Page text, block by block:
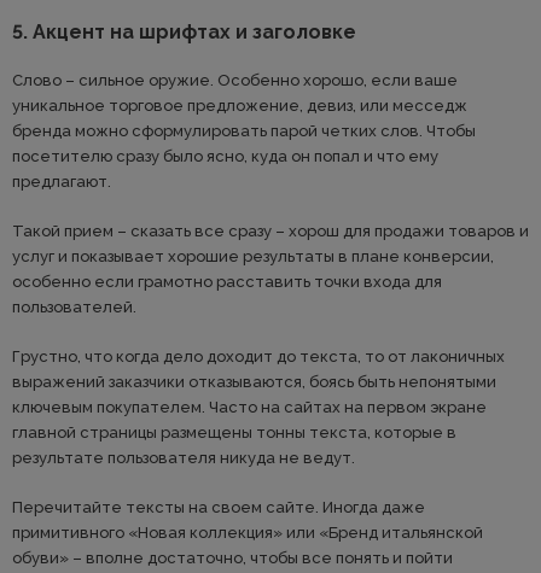
5. Акцент на шрифтах и заголовке
Слово – сильное оружие. Особенно хорошо, если ваше
уникальное торговое предложение, девиз, или месседж
бренда можно сформулировать парой четких слов. Чтобы
посетителю сразу было ясно, куда он попал и что ему
предлагают.
Такой прием – сказать все сразу – хорош для продажи товаров и
услуг и показывает хорошие результаты в плане конверсии,
особенно если грамотно расставить точки входа для
пользователей.
Грустно, что когда дело доходит до текста, то от лаконичных
выражений заказчики отказываются, боясь быть непонятыми
ключевым покупателем. Часто на сайтах на первом экране
главной страницы размещены тонны текста, которые в
результате пользователя никуда не ведут.
Перечитайте тексты на своем сайте. Иногда даже
примитивного «Новая коллекция» или «Бренд итальянской
обуви» – вполне достаточно, чтобы все понять и пойти